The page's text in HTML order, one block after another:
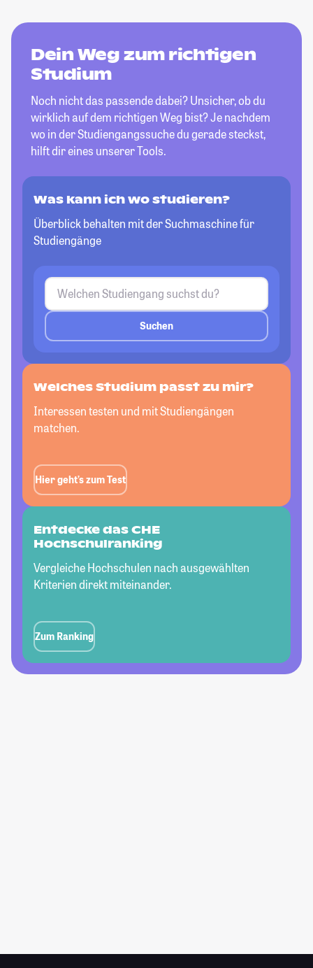
Dein Weg zum richtigen
Studium
Noch nicht das passende dabei? Unsicher, ob du
wirklich auf dem richtigen Weg bist? Je nachdem
wo in der Studiengangssuche du gerade steckst,
hilft dir eines unserer Tools.
Was kann ich wo studieren?
Überblick behalten mit der Suchmaschine für
Studiengänge
Suchen
Welches Studium passtzu mir?
Interessen testen und mit Studiengängen
matchen.
Hier geht’s zum Test
Entdecke das CHE
Hochschulranking
Vergleiche Hochschulen nach ausgewählten
Kriterien direkt miteinander.
Zum Ranking